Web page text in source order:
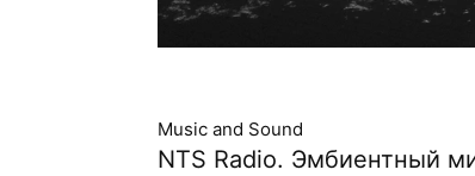
Music and Sound
NTS Radio. Эмбиентный